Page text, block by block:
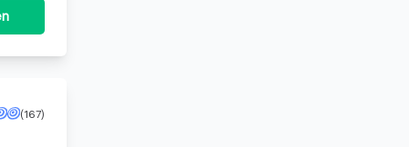
(167)